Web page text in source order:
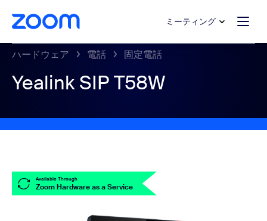
テンツへスキップ
ットへスキップ ミーティング
ハードウェア 電話 固定電話
Yealink SIP T58W
Available Through
Zoom Hardware as a Service